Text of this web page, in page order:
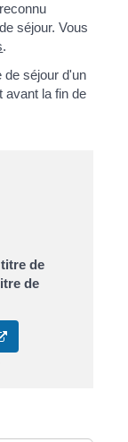
séjour. Vous
.
de séjour d'un
avant la fin de
de
de